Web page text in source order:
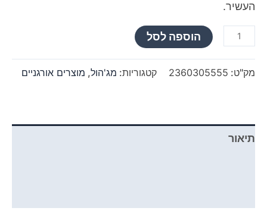
העשיר.
הוספה לסל
מק"ט: 2360305555 קטגוריות: מג'הול, מוצרים אורגניים
תיאור